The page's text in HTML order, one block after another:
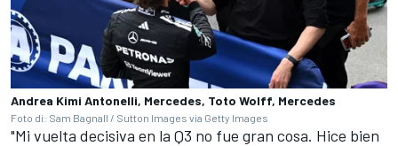
Andrea Kimi Antonelli, Mercedes, Toto Wolff, Mercedes
Foto di: Sam Bagnall / Sutton Images via Getty Images
"Mi vuelta decisiva en la Q3 no fue gran cosa. Hice bien